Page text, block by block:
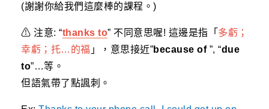
(謝謝你給我們這麼棒的課程。)
⚠ 注意: “thanks to” 不同意思喔! 這邊是指「 多虧；
幸虧；托…的福 」，意思接近”because of ”, “due
to”…等。
但語氣帶了點諷刺。